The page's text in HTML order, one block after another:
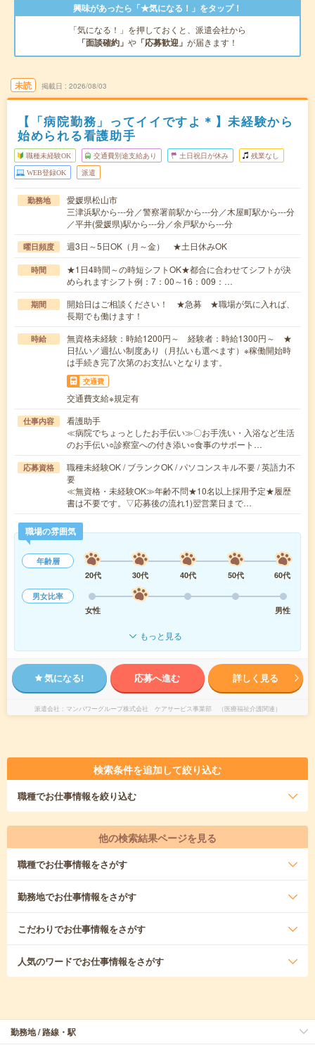
興味があったら「★気になる！」をタップ！
「気になる！」を押しておくと、派遣会社から
「面談確約」 や 「応募歓迎」 が届きます！
未読 掲載日 2026/08/03
【「病院勤務」ってイイですよ＊】未経験から
始められる看護助手
職種未経験OK 交通費別途支給あり 土日祝日が休み 残業なし
WEB登録OK 派遣
勤務地
愛媛県松山市
三津浜駅から---分／警察署前駅から---分／木屋町駅から---分
／平井(愛媛県)駅から---分／余戸駅から---分
曜日頻度 週3日～5日OK（月～金） ★土日休みOK
時間
★1日4時間～の時短シフトOK★都合に合わせてシフトが決
められますシフト例：7：00～16：009：…
期間
開始日はご相談ください！ ★急募 ★職場が気に入れば、
長期でも働けます！
時給
無資格未経験：時給1200円～ 経験者：時給1300円～ ★
日払い／週払い制度あり（月払いも選べます）※稼働開始時
は手続き完了次第のお支払いとなります。
交通費
交通費支給※規定有
仕事内容
看護助手
≪病院でちょっとしたお手伝い≫〇お手洗い・入浴など生活
のお手伝い○診察室への付き添い○食事のサポート…
応募資格
職種未経験OK / ブランクOK / パソコンスキル不要 / 英語力不
要
≪無資格・未経験OK≫年齢不問★10名以上採用予定★履歴
書は不要です。▽応募後の流れ1)翌営業日まで…
職場の雰囲気
年齢層
20代
30代 40代 50代
60代
男女比率
女性
男性
もっと見る
気になる! 応募へ進む 詳しく見る
派遣会社 マンパワーグループ株式会社 ケアサービス事業部 （医療福祉介護関連）
検索条件を追加して絞り込む
職種でお仕事情報を絞り込む
他の検索結果ページを見る
職種でお仕事情報をさがす
勤務地でお仕事情報をさがす
こだわりでお仕事情報をさがす
人気のワードでお仕事情報をさがす
勤務地 / 路線・駅